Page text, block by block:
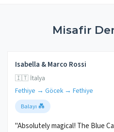
Misafir
Isabella & Marco Rossi
🇮🇹 İtalya
Fethiye → Göcek → Fethiye
Balayı 💑
"Absolutely magical! The Blue